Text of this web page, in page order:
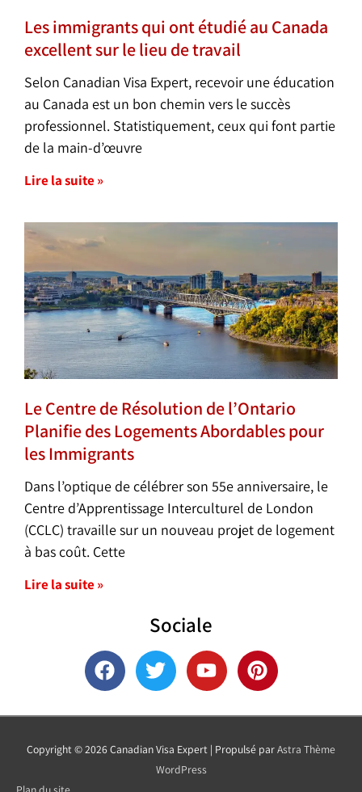
Les immigrants qui ont étudié au Canada
excellent sur le lieu de travail
Selon Canadian Visa Expert, recevoir une éducation
au Canada est un bon chemin vers le succès
professionnel. Statistiquement, ceux qui font partie
de la main-d’œuvre
Lire la suite »
Le Centre de Résolution de l’Ontario
Planifie des Logements Abordables pour
les Immigrants
Dans l’optique de célébrer son 55e anniversaire, le
Centre d’Apprentissage Interculturel de London
(CCLC) travaille sur un nouveau projet de logement
à bas coût. Cette
Lire la suite »
Sociale
F
a
c
e
b
o
T
w
i
t
t
e
r
Y
o
u
t
u
b
e
P
i
n
t
e
r
Copyright © 2026Canadian Visa Expert | Propulsé parAstra Thème
WordPress